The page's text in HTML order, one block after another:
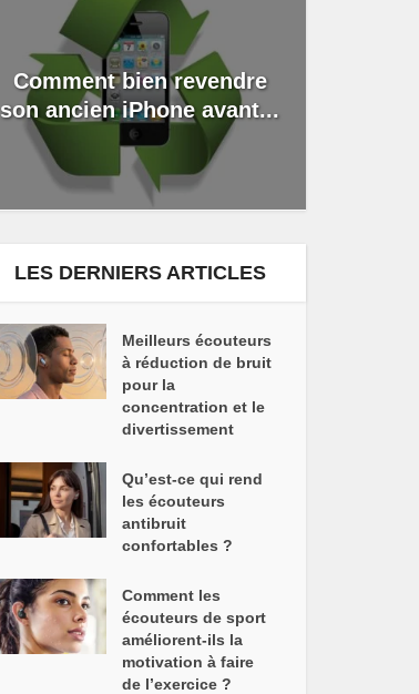
Comment bien revendre
son ancien iPhone avant...
LES DERNIERS ARTICLES
Meilleurs écouteurs
à réduction de bruit
pour la
concentration et le
divertissement
Qu’est-ce qui rend
les écouteurs
antibruit
confortables ?
Comment les
écouteurs de sport
améliorent-ils la
motivation à faire
de l’exercice ?